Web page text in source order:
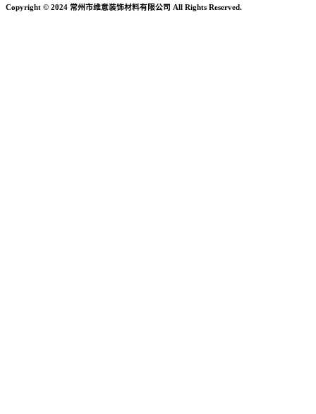
Copyright © 2024 常州市维意装饰材料有限公司 All Rights Reserved.